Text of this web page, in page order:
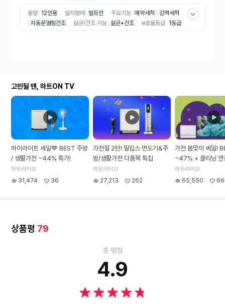
용량 12인용 설치형태 빌트인 주요기능 예약세척
강력세척
자동문열림건조
살균/건조 기능 살균+건조 e효율등급 1등급
고민될 땐, 하트ON TV
하이라이트 세일💙 BEST 주방
/ 생활가전 ~44% 특가!
하트라이브
31,474
36
가전절 2탄! 필립스 면도기&주
방/생활가전 다품목 특집
하트라이브
27,213
262
가전 봄맞이 쎄일!
~47% + 클리닝 연
하트라이브
65,550
상품평 79
총 평점
4.9